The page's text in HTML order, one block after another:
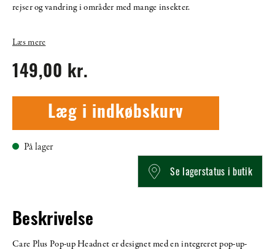
rejser og vandring i områder med mange insekter.
Læs mere
149,00 kr.
Læg i indkøbskurv
På lager
Se lagerstatus i butik
Beskrivelse
Care Plus Pop-up Headnet er designet med en integreret pop-up-